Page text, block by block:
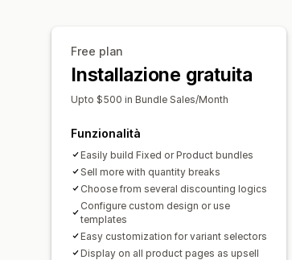
Free plan
Installazione gratuita
Upto $500 in Bundle Sales/Month
Funzionalità
Easily build Fixed or Product bundles
Sell more with quantity breaks
Choose from several discounting logics
Configure custom design or use
templates
Easy customization for variant selectors
Display on all product pages as upsell